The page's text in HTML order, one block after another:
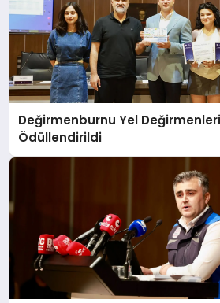
Değirmenburnu Yel
Ödüllendirildi